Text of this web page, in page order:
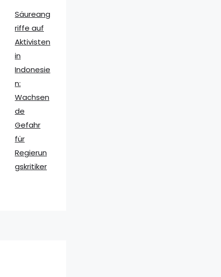
Säureang
riffe auf
Aktivisten
in
Indonesie
n:
Wachsen
de
Gefahr
für
Regierun
gskritiker